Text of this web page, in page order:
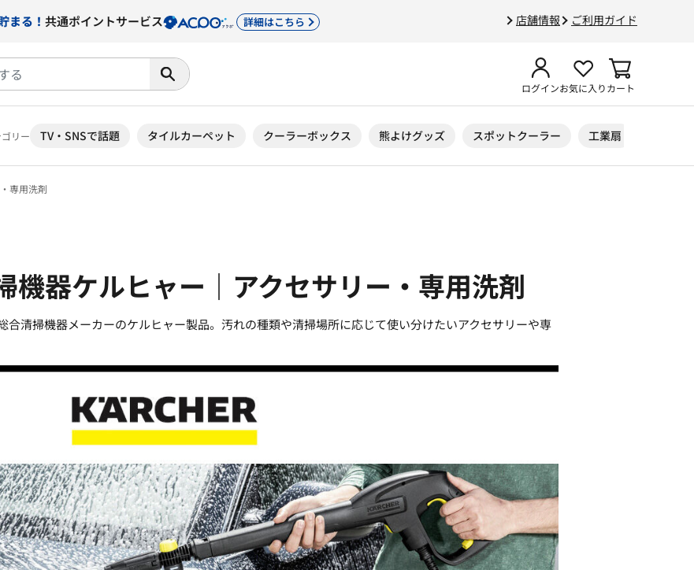
店舗情報 ご利用ガイド
まる！ 共通ポイントサービス 詳細はこちら
ログインお気に入りカート
リー TV・SNSで話題 タイルカーペット クーラーボックス 熊よけグッズ スポットクーラー 工業扇
専用洗剤
機器ケルヒャー｜アクセサリー・専用洗剤
合清掃機器メーカーのケルヒャー製品。汚れの種類や清掃場所に応じて使い分けたいアクセサリーや専